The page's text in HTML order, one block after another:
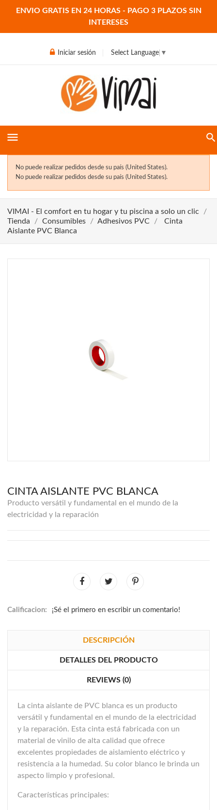
ENVIO GRATIS EN 24 HORAS - PAGO 3 PLAZOS SIN
INTERESES
Iniciar sesión Select Language ▼
menu
No puede realizar pedidos desde su país (United States).
No puede realizar pedidos desde su país (United States).
VIMAI - El comfort en tu hogar y tu piscina a solo un clic
Tienda
Consumibles Adhesivos PVC
Cinta
Aislante PVC Blanca
CINTA AISLANTE PVC BLANCA
Producto versátil y fundamental en el mundo de la
electricidad y la reparación
Calificacion: ¡Sé el primero en escribir un comentario!
DESCRIPCIÓN
DETALLES DEL PRODUCTO
REVIEWS (0)
La cinta aislante de PVC blanca es un producto
versátil y fundamental en el mundo de la electricidad
y la reparación. Esta cinta está fabricada con un
material de vinilo de alta calidad que ofrece
excelentes propiedades de aislamiento eléctrico y
resistencia a la humedad. Su color blanco le brinda un
aspecto limpio y profesional.
Características principales: